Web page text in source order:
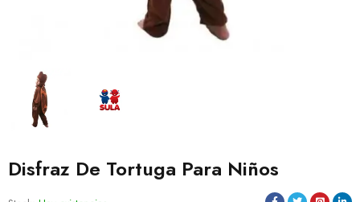
Disfraz De Tortuga Para Niños